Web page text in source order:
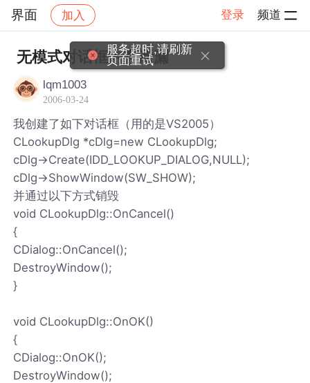
界面 加入 登录 频道
社区 界面 帖子详情
无模式对话框内存泄漏
lqm1003
2006-03-24
我创建了如下对话框（用的是VS2005）
CLookupDlg *cDlg=new CLookupDlg;
cDlg->Create(IDD_LOOKUP_DIALOG,NULL);
cDlg->ShowWindow(SW_SHOW);
并通过以下方式销毁
void CLookupDlg::OnCancel()
{
CDialog::OnCancel();
DestroyWindow();
}
void CLookupDlg::OnOK()
{
CDialog::OnOK();
DestroyWindow();
服务超时,请刷新
页面重试